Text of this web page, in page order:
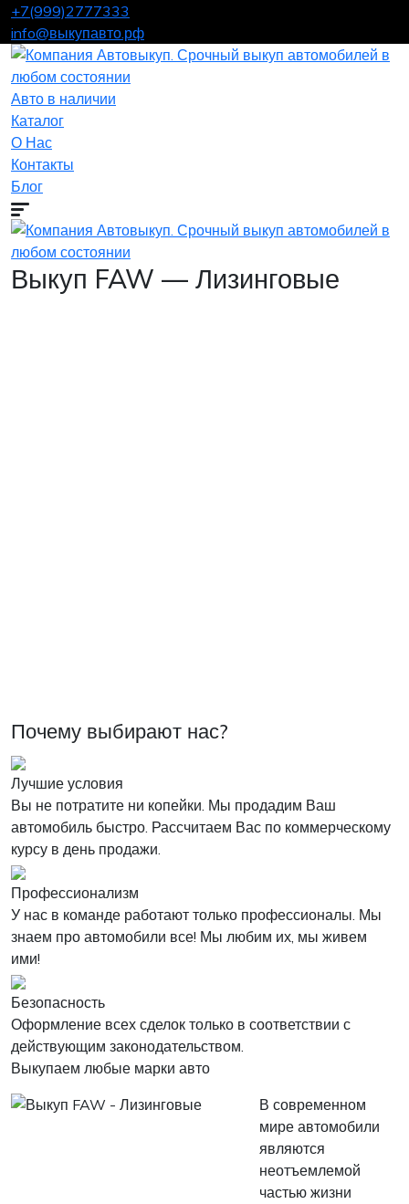
+7(999)2777333
info@выкупавто.рф
Авто в наличии
Каталог
О Нас
Контакты
Блог
Выкуп FAW — Лизинговые
Почему выбирают нас?
Лучшие условия
Вы не потратите ни копейки. Мы продадим Ваш
автомобиль быстро. Рассчитаем Вас по коммерческому
курсу в день продажи.
Профессионализм
У нас в команде работают только профессионалы. Мы
знаем про автомобили все! Мы любим их, мы живем
ими!
Безопасность
Оформление всех сделок только в соответствии с
действующим законодательством.
Выкупаем любые марки авто
В современном
мире автомобили
являются
неотъемлемой
частью жизни